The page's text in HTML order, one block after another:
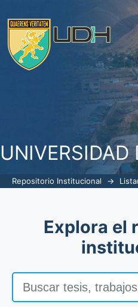
Listar por tema
Repositorio Institucional →
Explora el